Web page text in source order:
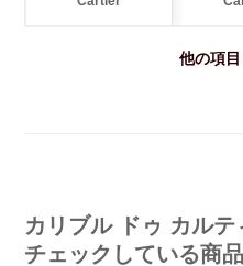
他の項
カリブル ドゥ カル
チェックしている商品